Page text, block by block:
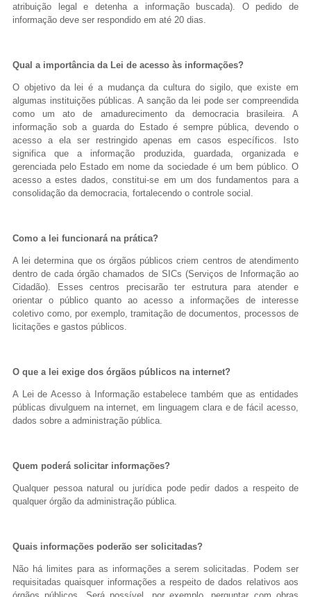
atribuição legal e detenha a informação buscada). O pedido de
informação deve ser respondido em até 20 dias.
Qual a importância da Lei de acesso às informações?
O objetivo da lei é a mudança da cultura do sigilo, que existe em
algumas instituições públicas. A sanção da lei pode ser compreendida
como um ato de amadurecimento da democracia brasileira. A
informação sob a guarda do Estado é sempre pública, devendo o
acesso a ela ser restringido apenas em casos específicos. Isto
significa que a informação produzida, guardada, organizada e
gerenciada pelo Estado em nome da sociedade é um bem público. O
acesso a estes dados, constitui-se em um dos fundamentos para a
consolidação da democracia, fortalecendo o controle social.
Como a lei funcionará na prática?
A lei determina que os órgãos públicos criem centros de atendimento
dentro de cada órgão chamados de SICs (Serviços de Informação ao
Cidadão). Esses centros precisarão ter estrutura para atender e
orientar o público quanto ao acesso a informações de interesse
coletivo como, por exemplo, tramitação de documentos, processos de
licitações e gastos públicos.
O que a lei exige dos órgãos públicos na internet?
A Lei de Acesso à Informação estabelece também que as entidades
públicas divulguem na internet, em linguagem clara e de fácil acesso,
dados sobre a administração pública.
Quem poderá solicitar informações?
Qualquer pessoa natural ou jurídica pode pedir dados a respeito de
qualquer órgão da administração pública.
Quais informações poderão ser solicitadas?
Não há limites para as informações a serem solicitadas. Podem ser
requisitadas quaisquer informações a respeito de dados relativos aos